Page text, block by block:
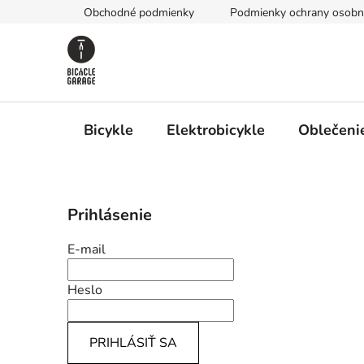
Obchodné podmienky Podmienky ochrany
Bicykle Elektrobicykle
o
č
n
ý
p
a
Prihlásenie
E-mail
Heslo
PRIHLÁSIŤ SA